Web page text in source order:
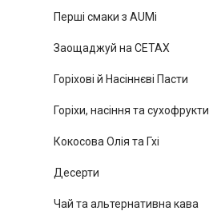
Перші смаки з AUMi
Заощаджуй на СЕТАХ
Горіхові й Насіннєві Пасти
Горіхи, насіння та сухофрукти
Кокосова Олія та Гхі
Десерти
Чай та альтернативна кава